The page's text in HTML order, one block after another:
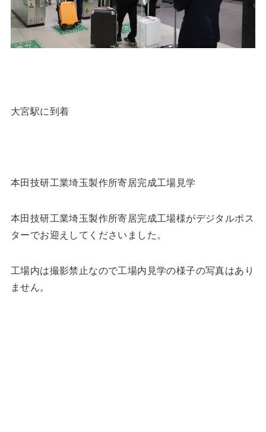
大宮駅に到着
本田技研工業埼玉製作所寄居完成工場見学
本田技研工業埼玉製作所寄居完成工場様がデジタルポス
ターでお迎えしてくださいました。
工場内は撮影禁止なので工場内見学の様子の写真はあり
ません。